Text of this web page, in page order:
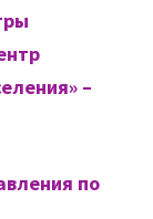
–
по